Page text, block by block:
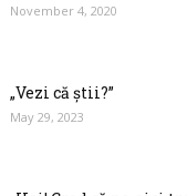
November 4, 2020
„Vezi că știi?”
May 29, 2023